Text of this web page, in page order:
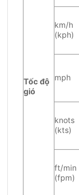
Tốc độ
gió
km/h
(kph)
mph
knots
(kts)
ft/min
(fpm)